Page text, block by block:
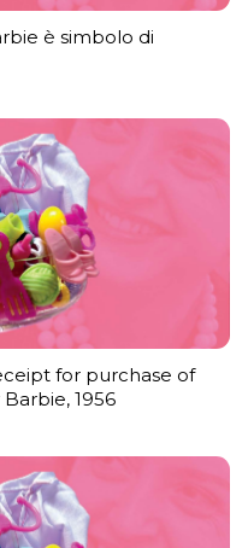
è simbolo di
for purchase of
1956